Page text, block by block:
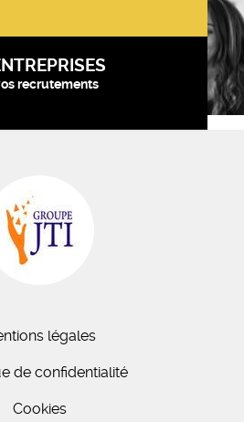
recrutements
légales
de confidentialité
Cookies